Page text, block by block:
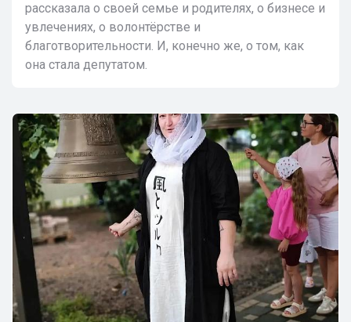
рассказала о своей семье и родителях, о бизнесе и
увлечениях, о волонтёрстве и
благотворительности. И, конечно же, о том, как
она стала депутатом.